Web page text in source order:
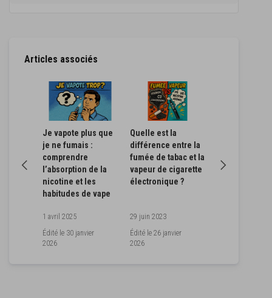
Articles associés
Je vapote plus que
je ne fumais :
comprendre
l’absorption de la
nicotine et les
habitudes de vape
1 avril 2025
Édité le 30 janvier
2026
Quelle est la
différence entre la
fumée de tabac et la
vapeur de cigarette
électronique ?
29 juin 2023
Édité le 26 janvier
2026
liquide ?